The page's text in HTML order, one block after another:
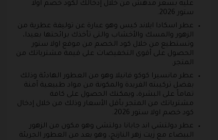
عليه بسعر مدهش من خلال إدخالك لكود خصم اولا
ستور 2026.
عطر اسكادا ايلاند كيس وهو عبارة عن توليفة عطرية من
الزهور والمسك والأخشاب والتي تأخذك برائحتها بعيدا،
وتستطيع من خلال كود الخصم من موقع اولا ستور
الحصول على أقوى التخفيضات على قيمة مشترياتك من
المتجر.
عطر مانسيرا كوكو فانيلا وهو من العطور الهادئة وذلك
بفضل تركيبته الفريدة والمكونة من مواد طبيعية آمنة
تماماً على البشرة، ويمكنك الحصول على كافة
مشترياتك من المتجر بأقل الأسعار وذلك من خلال إدخال
كود خصم اولا ستور 2026.
عطر دولتشي اند جابانا دولتشي وهو مكون من الزهور
البيضاء مع زيت زهر النازنج، وهو يعد من العطور الجريئة